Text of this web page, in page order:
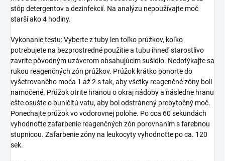
stôp detergentov a dezinfekcií. Na analýzu nepoužívajte moč
starší ako 4 hodiny.
Vykonanie testu: Vyberte z tuby len toľko prúžkov, koľko
potrebujete na bezprostredné použitie a tubu ihneď starostlivo
zavrite pôvodným uzáverom obsahujúcim sušidlo. Nedotýkajte sa
rukou reagenčných zón prúžkov. Prúžok krátko ponorte do
vyšetrovaného moča 1 až 2 s tak, aby všetky reagenčné zóny boli
namočené. Prúžok otrite hranou o okraj nádoby a následne hranu
ešte osušte o buničitú vatu, aby bol odstránený prebytočný moč.
Ponechajte prúžok vo vodorovnej polohe. Po cca 60 sekundách
vyhodnoťte zafarbenie reagenčných zón porovnaním s farebnou
stupnicou. Zafarbenie zóny na leukocyty vyhodnoťte po ca. 120
sek.